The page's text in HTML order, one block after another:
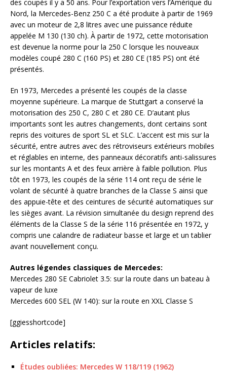
des coupés il y a 50 ans. Pour l’exportation vers l’Amérique du
Nord, la Mercedes-Benz 250 C a été produite à partir de 1969
avec un moteur de 2,8 litres avec une puissance réduite
appelée M 130 (130 ch). À partir de 1972, cette motorisation
est devenue la norme pour la 250 C lorsque les nouveaux
modèles coupé 280 C (160 PS) et 280 CE (185 PS) ont été
présentés.
En 1973, Mercedes a présenté les coupés de la classe
moyenne supérieure. La marque de Stuttgart a conservé la
motorisation des 250 C, 280 C et 280 CE. D’autant plus
importants sont les autres changements, dont certains sont
repris des voitures de sport SL et SLC. L’accent est mis sur la
sécurité, entre autres avec des rétroviseurs extérieurs mobiles
et réglables en interne, des panneaux décoratifs anti-salissures
sur les montants A et des feux arrière à faible pollution. Plus
tôt en 1973, les coupés de la série 114 ont reçu de série le
volant de sécurité à quatre branches de la Classe S ainsi que
des appuie-tête et des ceintures de sécurité automatiques sur
les sièges avant. La révision simultanée du design reprend des
éléments de la Classe S de la série 116 présentée en 1972, y
compris une calandre de radiateur basse et large et un tablier
avant nouvellement conçu.
Autres légendes classiques de Mercedes:
Mercedes 280 SE Cabriolet 3.5: sur la route dans un bateau à
vapeur de luxe
Mercedes 600 SEL (W 140): sur la route en XXL Classe S
[ggiesshortcode]
Articles relatifs:
Études oubliées: Mercedes W 118/119 (1962)